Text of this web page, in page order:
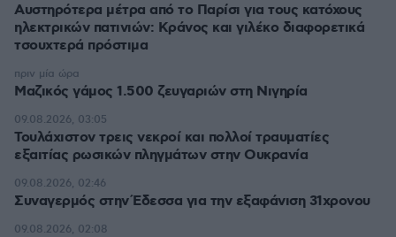
Αυστηρότερα μέτρα από το Παρίσι για τους κατόχους
ηλεκτρικών πατινιών: Κράνος και γιλέκο διαφορετικά
τσουχτερά πρόστιμα
Μαζικός γάμος 1.500 ζευγαριών στη Νιγηρία
πριν μία ώρα
Τουλάχιστον τρεις νεκροί και πολλοί τραυματίες
εξαιτίας ρωσικών πληγμάτων στην Ουκρανία
09.08.2026, 03:05
Συναγερμός στην Έδεσσα για την εξαφάνιση 31χρονου
09.08.2026, 02:46
09.08.2026, 02:08